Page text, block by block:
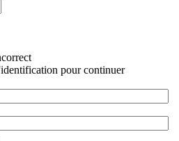
pour continuer